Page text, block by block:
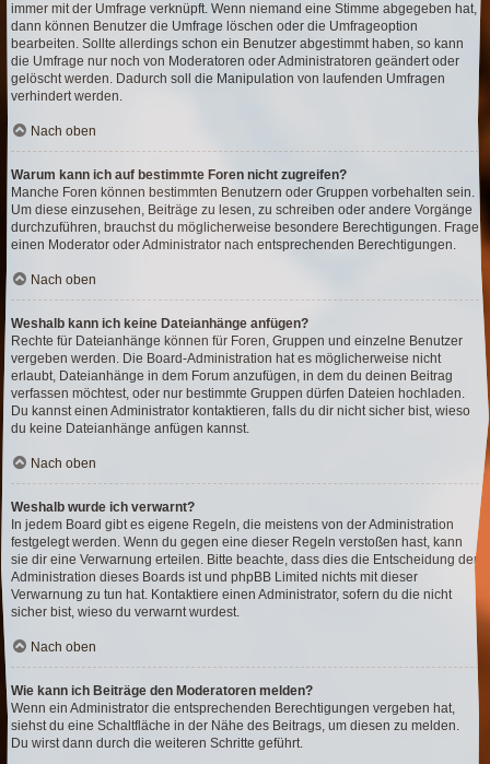
immer mit der Umfrage verknüpft. Wenn niemand eine Stimme abgegeben hat,
dann können Benutzer die Umfrage löschen oder die Umfrageoption
bearbeiten. Sollte allerdings schon ein Benutzer abgestimmt haben, so kann
die Umfrage nur noch von Moderatoren oder Administratoren geändert oder
gelöscht werden. Dadurch soll die Manipulation von laufenden Umfragen
verhindert werden.
Nach oben
Warum kann ich auf bestimmte Foren nicht zugreifen?
Manche Foren können bestimmten Benutzern oder Gruppen vorbehalten sein.
Um diese einzusehen, Beiträge zu lesen, zu schreiben oder andere Vorgänge
durchzuführen, brauchst du möglicherweise besondere Berechtigungen. Frage
einen Moderator oder Administrator nach entsprechenden Berechtigungen.
Nach oben
Weshalb kann ich keine Dateianhänge anfügen?
Rechte für Dateianhänge können für Foren, Gruppen und einzelne Benutzer
vergeben werden. Die Board-Administration hat es möglicherweise nicht
erlaubt, Dateianhänge in dem Forum anzufügen, in dem du deinen Beitrag
verfassen möchtest, oder nur bestimmte Gruppen dürfen Dateien hochladen.
Du kannst einen Administrator kontaktieren, falls du dir nicht sicher bist, wieso
du keine Dateianhänge anfügen kannst.
Nach oben
Weshalb wurde ich verwarnt?
In jedem Board gibt es eigene Regeln, die meistens von der Administration
festgelegt werden. Wenn du gegen eine dieser Regeln verstoßen hast, kann
sie dir eine Verwarnung erteilen. Bitte beachte, dass dies die Entscheidung der
Administration dieses Boards ist und phpBB Limited nichts mit dieser
Verwarnung zu tun hat. Kontaktiere einen Administrator, sofern du die nicht
sicher bist, wieso du verwarnt wurdest.
Nach oben
Wie kann ich Beiträge den Moderatoren melden?
Wenn ein Administrator die entsprechenden Berechtigungen vergeben hat,
siehst du eine Schaltfläche in der Nähe des Beitrags, um diesen zu melden.
Du wirst dann durch die weiteren Schritte geführt.